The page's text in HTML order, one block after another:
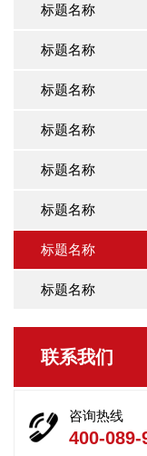
标题名称
标题名称
标题名称
标题名称
标题名称
标题名称
标题名称
标题名称
联系我们
咨询热线
400-089-